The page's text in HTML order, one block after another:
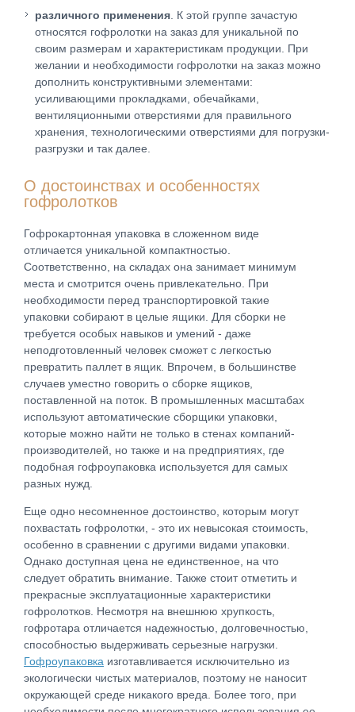
различного применения. К этой группе зачастую
относятся гофролотки на заказ для уникальной по
своим размерам и характеристикам продукции. При
желании и необходимости гофролотки на заказ можно
дополнить конструктивными элементами:
усиливающими прокладками, обечайками,
вентиляционными отверстиями для правильного
хранения, технологическими отверстиями для погрузки-
разгрузки и так далее.
О достоинствах и особенностях
гофролотков
Гофрокартонная упаковка в сложенном виде
отличается уникальной компактностью.
Соответственно, на складах она занимает минимум
места и смотрится очень привлекательно. При
необходимости перед транспортировкой такие
упаковки собирают в целые ящики. Для сборки не
требуется особых навыков и умений - даже
неподготовленный человек сможет с легкостью
превратить паллет в ящик. Впрочем, в большинстве
случаев уместно говорить о сборке ящиков,
поставленной на поток. В промышленных масштабах
используют автоматические сборщики упаковки,
которые можно найти не только в стенах компаний-
производителей, но также и на предприятиях, где
подобная гофроупаковка используется для самых
разных нужд.
Еще одно несомненное достоинство, которым могут
похвастать гофролотки, - это их невысокая стоимость,
особенно в сравнении с другими видами упаковки.
Однако доступная цена не единственное, на что
следует обратить внимание. Также стоит отметить и
прекрасные эксплуатационные характеристики
гофролотков. Несмотря на внешнюю хрупкость,
гофротара отличается надежностью, долговечностью,
способностью выдерживать серьезные нагрузки.
Гофроупаковка изготавливается исключительно из
экологически чистых материалов, поэтому не наносит
окружающей среде никакого вреда. Более того, при